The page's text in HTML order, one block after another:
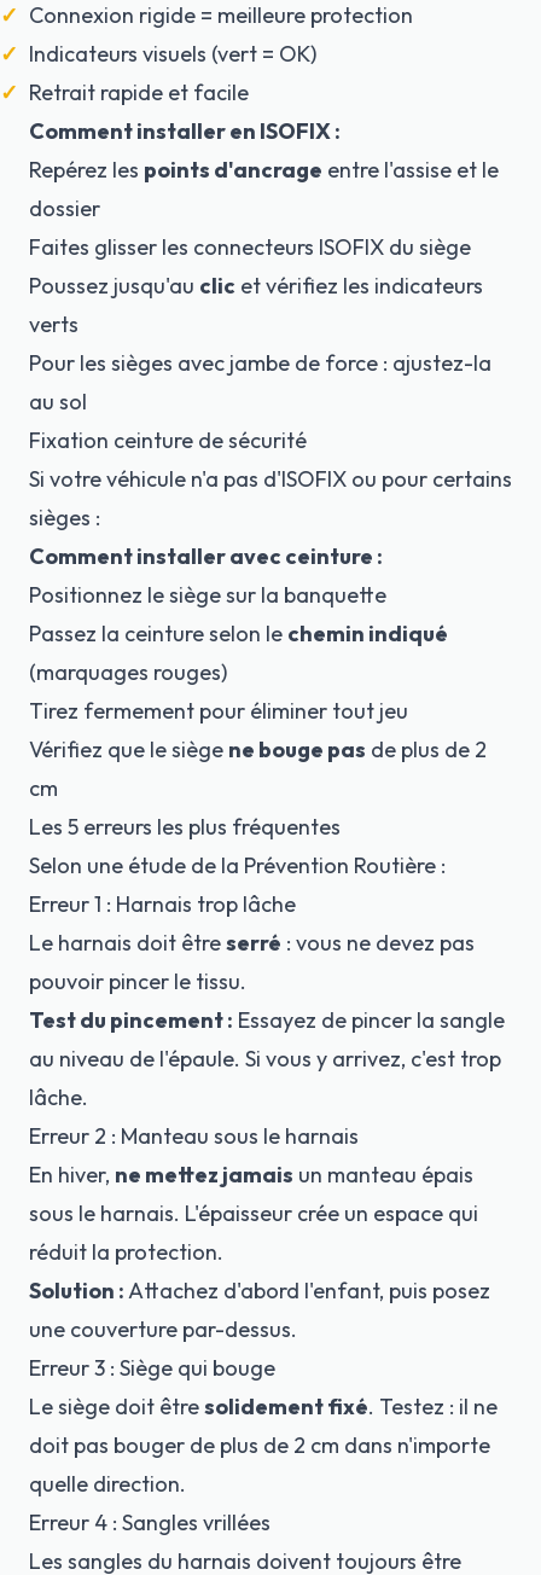
Connexion rigide = meilleure protection
Indicateurs visuels (vert = OK)
Retrait rapide et facile
Comment installer en ISOFIX :
Repérez les points d'ancrage entre l'assise et le
dossier
Faites glisser les connecteurs ISOFIX du siège
Poussez jusqu'au clic et vérifiez les indicateurs
verts
Pour les sièges avec jambe de force : ajustez-la
au sol
Fixation ceinture de sécurité
Si votre véhicule n'a pas d'ISOFIX ou pour certains
sièges :
Comment installer avec ceinture :
Positionnez le siège sur la banquette
Passez la ceinture selon le chemin indiqué
(marquages rouges)
Tirez fermement pour éliminer tout jeu
Vérifiez que le siège ne bouge pas de plus de 2
cm
Les 5 erreurs les plus fréquentes
Selon une étude de la Prévention Routière :
Erreur 1 : Harnais trop lâche
Le harnais doit êtreserré : vous ne devez pas
pouvoir pincer le tissu.
Test du pincement : Essayez de pincer la sangle
au niveau de l'épaule. Si vous y arrivez, c'est trop
lâche.
Erreur 2 : Manteau sous le harnais
En hiver, ne mettez jamais un manteau épais
sous le harnais. L'épaisseur crée un espace qui
réduit la protection.
Solution :Attachez d'abord l'enfant, puis posez
une couverture par-dessus.
Erreur 3 : Siège qui bouge
Le siège doit êtresolidement fixé. Testez : il ne
doit pas bouger de plus de 2 cm dans n'importe
quelle direction.
Erreur 4 : Sangles vrillées
Les sangles du harnais doivent toujours être